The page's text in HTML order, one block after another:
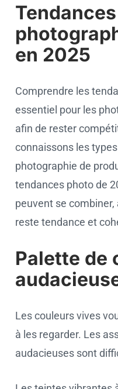
en 2025
Comprendre les
essentiel pour les
afin de rester
connaissons les
photographie de
tendances photo de
peuvent se
reste tendance et
Palette de
Les couleurs vives
à les regarder. Les
audacieuses sont